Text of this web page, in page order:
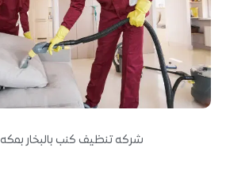
شركه تنظيف كنب بالبخار بمكه